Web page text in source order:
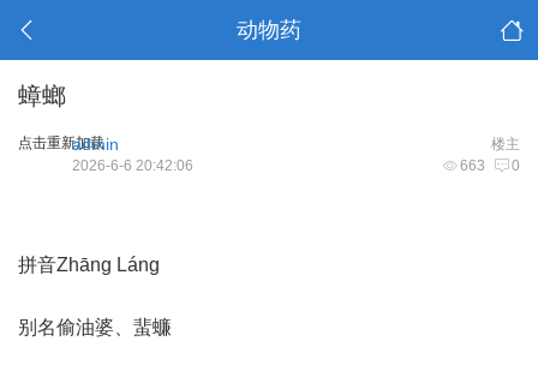
动物药
蟑螂
点击重新加载 楼主
admin
663 0
2026-6-6 20:42:06
拼音Zhānɡ Lánɡ
别名偷油婆、蜚蠊